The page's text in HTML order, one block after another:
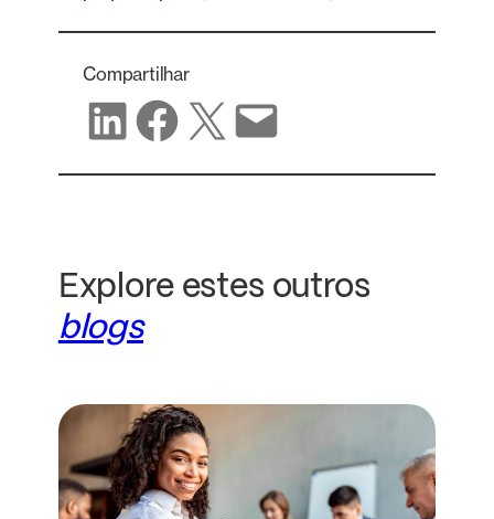
Compartilhar
Compartilhar no LinkedIn
Compartilhar no Facebook
Compartilhar no X Compartilhar por e-mail
Explore estes outros
blogs